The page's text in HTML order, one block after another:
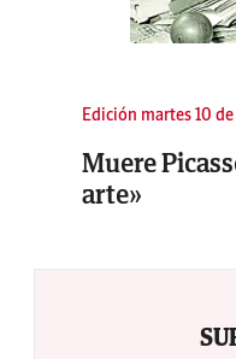
Edición martes 10
Muere
arte»